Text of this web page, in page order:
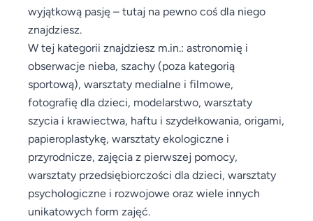
wyjątkową pasję – tutaj na pewno coś dla niego
znajdziesz.
W tej kategorii znajdziesz m.in.: astronomię i
obserwacje nieba, szachy (poza kategorią
sportową), warsztaty medialne i filmowe,
fotografię dla dzieci, modelarstwo, warsztaty
szycia i krawiectwa, haftu i szydełkowania, origami,
papieroplastykę, warsztaty ekologiczne i
przyrodnicze, zajęcia z pierwszej pomocy,
warsztaty przedsiębiorczości dla dzieci, warsztaty
psychologiczne i rozwojowe oraz wiele innych
unikatowych form zajęć.